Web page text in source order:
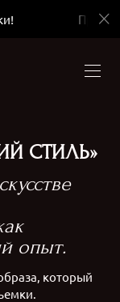
При
СТИЛЬ»
опыт.
который